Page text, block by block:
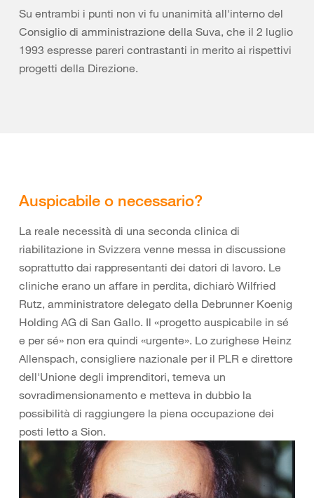
Su entrambi i punti non vi fu unanimità all'interno del
Consiglio di amministrazione della Suva, che il 2 luglio
1993 espresse pareri contrastanti in merito ai rispettivi
progetti della Direzione.
Auspicabile o necessario?
La reale necessità di una seconda clinica di
riabilitazione in Svizzera venne messa in discussione
soprattutto dai rappresentanti dei datori di lavoro. Le
cliniche erano un affare in perdita, dichiarò Wilfried
Rutz, amministratore delegato della Debrunner Koenig
Holding AG di San Gallo. Il «progetto auspicabile in sé
e per sé» non era quindi «urgente». Lo zurighese Heinz
Allenspach, consigliere nazionale per il PLR e direttore
dell'Unione degli imprenditori, temeva un
sovradimensionamento e metteva in dubbio la
possibilità di raggiungere la piena occupazione dei
posti letto a Sion.